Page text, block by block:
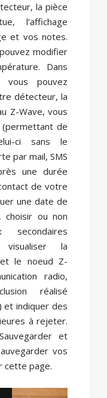
la pièce
l’affichage
et vos notes.
modifier
Dans
pouvez
détecteur, la
Z-Wave, vous
de
ci sans le
par mail, SMS
une durée
de votre
une date de
choisir ou non
secondaires
la
le noeud Z-
radio,
réalisé
et indiquer des
à rejeter.
et
vos
cette page.